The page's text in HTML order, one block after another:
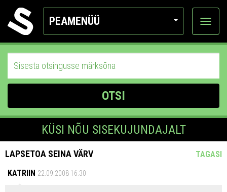
PEAMENÜÜ
Ava
OTSI
KÜSI NÕU SISEKUJUNDAJALT
LAPSETOA SEINA VÄRV
TAGASI
KATRIIN 22.09.2008 16:30